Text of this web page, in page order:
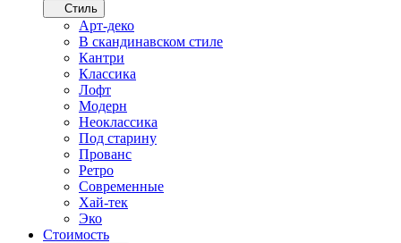
Стиль
Арт-деко
В скандинавском стиле
Кантри
Классика
Лофт
Модерн
Неоклассика
Под старину
Прованс
Ретро
Современные
Хай-тек
Эко
Стоимость